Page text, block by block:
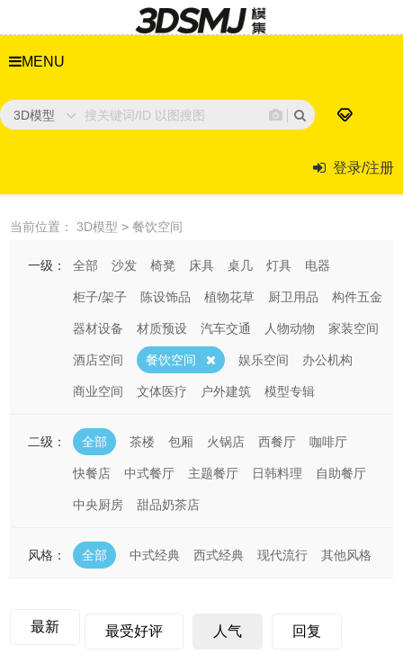
MENU
3D模型
登录/注册
当前位置： 3D模型 > 餐饮空间
一级： 全部 沙发 椅凳 床具 桌几 灯具 电器
柜子/架子 陈设饰品 植物花草 厨卫用品 构件五金
器材设备 材质预设 汽车交通 人物动物 家装空间
酒店空间 餐饮空间 娱乐空间 办公机构
商业空间 文体医疗 户外建筑 模型专辑
二级： 全部 茶楼 包厢 火锅店 西餐厅 咖啡厅
快餐店 中式餐厅 主题餐厅 日韩料理 自助餐厅
中央厨房 甜品奶茶店
风格： 全部 中式经典 西式经典 现代流行 其他风格
最新 最受好评 人气 回复